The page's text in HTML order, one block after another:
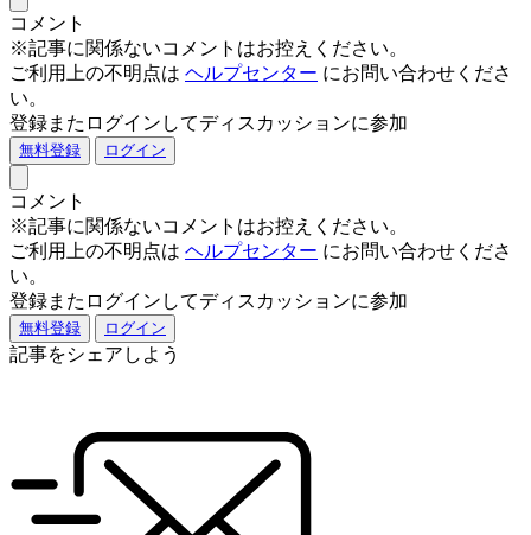
コメント
※記事に関係ないコメントはお控えください。
ご利用上の不明点は ヘルプセンター にお問い合わせくださ
い。
登録またログインしてディスカッションに参加
無料登録 ログイン
コメント
※記事に関係ないコメントはお控えください。
ご利用上の不明点は ヘルプセンター にお問い合わせくださ
い。
登録またログインしてディスカッションに参加
無料登録 ログイン
記事をシェアしよう